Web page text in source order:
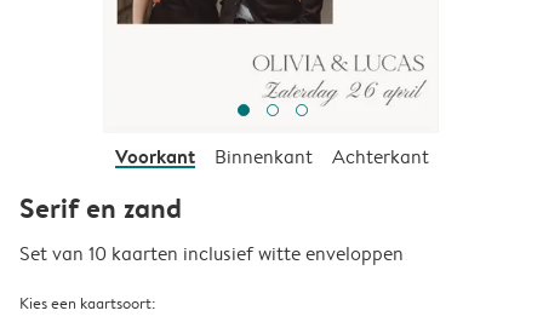
Voorkant Binnenkant Achterkant
Serif en zand
Set van 10 kaarten inclusief witte enveloppen
Kies een kaartsoort: